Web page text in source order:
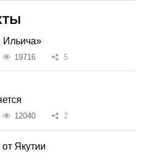
Ильича»
19716 5
12040 2
Якутии